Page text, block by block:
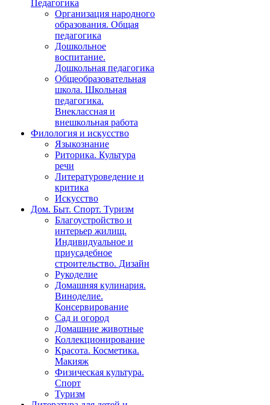
Педагогика
Организация народного
образования. Общая
педагогика
Дошкольное
воспитание.
Дошкольная педагогика
Общеобразовательная
школа. Школьная
педагогика.
Внеклассная и
внешкольная работа
Филология и искусство
Языкознание
Риторика. Культура
речи
Литературоведение и
критика
Искусство
Дом. Быт. Спорт. Туризм
Благоустройство и
интерьер жилищ.
Индивидуальное и
приусадебное
строительство. Дизайн
Рукоделие
Домашняя кулинария.
Виноделие.
Консервирование
Сад и огород
Домашние животные
Коллекционирование
Красота. Косметика.
Макияж
Физическая культура.
Спорт
Туризм